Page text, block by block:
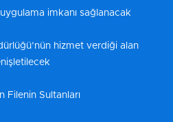
imkanı sağlanacak
hizmet verdiği alan
Filenin Sultanları